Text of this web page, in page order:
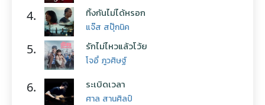
4. ทิ้งกันไม่ได้หรอก
แจ๊ส สปุ๊กนิค
5. รักไม่ไหวแล้วโว้ย
โจอี้ ภูวศิษฐ์
6. ระเบิดเวลา
ศาล สานศิลป์